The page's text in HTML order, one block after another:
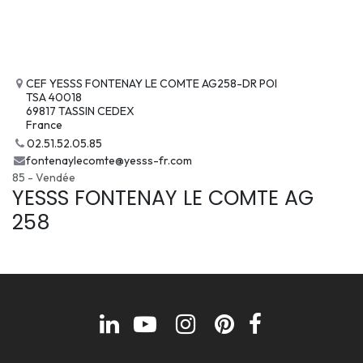
CEF YESSS FONTENAY LE COMTE AG258-DR POI
TSA 40018
69817 TASSIN CEDEX
France
02.51.52.05.85
fontenaylecomte@yesss-fr.com
85 - Vendée
YESSS FONTENAY LE COMTE AG
258